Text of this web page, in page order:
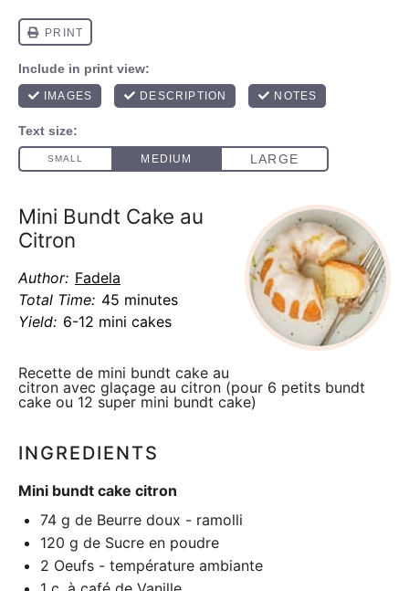
Mini Bundt Cake au
Citron
Author: Fadela
Total Time: 45 minutes
Yield: 6-12 mini cakes
Recette de mini bundt cake au
citron avec glaçage au citron (pour 6 petits bundt
cake ou 12 super mini bundt cake)
INGREDIENTS
Mini bundt cake citron
74 g de Beurre doux - ramolli
120 g de Sucre en poudre
2 Oeufs - température ambiante